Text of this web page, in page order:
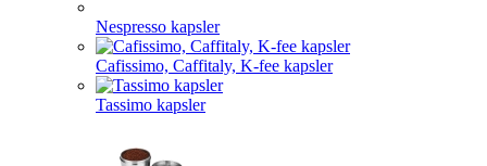
Nespresso kapsler
Cafissimo, Caffitaly, K-fee kapsler
Tassimo kapsler